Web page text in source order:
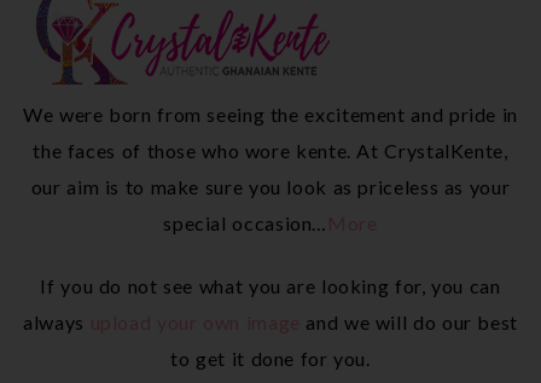
We were born from seeing the excitement and pride in
the faces of those who wore kente. At CrystalKente,
our aim is to make sure you look as priceless as your
special occasion…
If you do not see what you are looking for, you can
always
and we will do our best
to get it done for you.